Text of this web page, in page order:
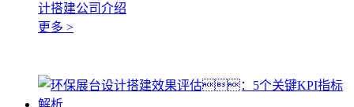
计搭建公司介绍
更多 >